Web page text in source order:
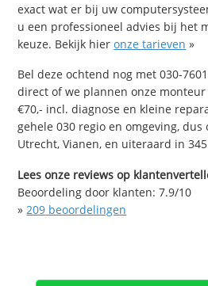
exact wat er bij uw
u een professioneel advies bij het
keuze. Bekijk hieronze tarieven »
Bel deze ochtend nog met 030-
direct of we plannen onze
€70,- incl. diagnose en kleine
gehele 030 regio en omgeving, dus
Utrecht, Vianen, en uiteraard in
Lees onze reviews op
Beoordeling door klanten:7.9/10
»209 beoordelingen